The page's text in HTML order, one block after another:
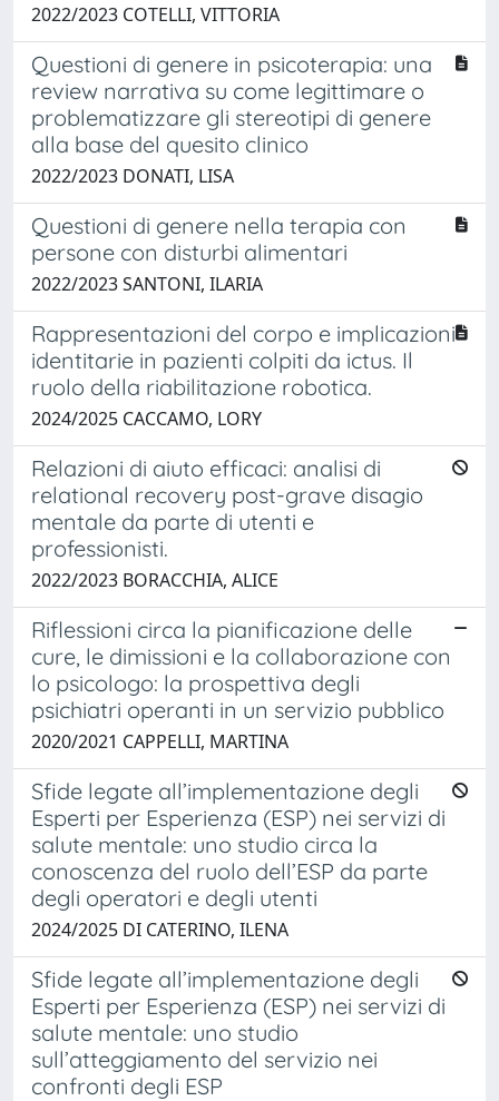
2022/2023 COTELLI, VITTORIA
Questioni di genere in psicoterapia: una
review narrativa su come legittimare o
problematizzare gli stereotipi di genere
alla base del quesito clinico
2022/2023 DONATI, LISA
Questioni di genere nella terapia con
persone con disturbi alimentari
2022/2023 SANTONI, ILARIA
Rappresentazioni del corpo e implicazioni
identitarie in pazienti colpiti da ictus. Il
ruolo della riabilitazione robotica.
2024/2025 CACCAMO, LORY
Relazioni di aiuto efficaci: analisi di
relational recovery post-grave disagio
mentale da parte di utenti e
professionisti.
2022/2023 BORACCHIA, ALICE
Riflessioni circa la pianificazione delle
cure, le dimissioni e la collaborazione con
lo psicologo: la prospettiva degli
psichiatri operanti in un servizio pubblico
2020/2021 CAPPELLI, MARTINA
Sfide legate all’implementazione degli
Esperti per Esperienza (ESP) nei servizi di
salute mentale: uno studio circa la
conoscenza del ruolo dell’ESP da parte
degli operatori e degli utenti
2024/2025 DI CATERINO, ILENA
Sfide legate all’implementazione degli
Esperti per Esperienza (ESP) nei servizi di
salute mentale: uno studio
sull’atteggiamento del servizio nei
confronti degli ESP